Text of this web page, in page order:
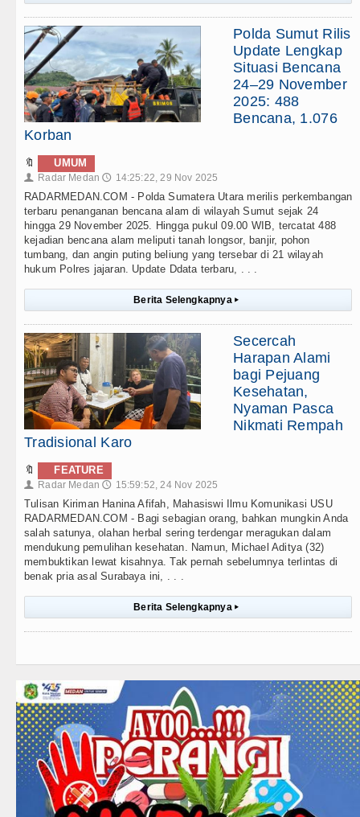
Polda Sumut Rilis
Update Lengkap
Situasi Bencana
24–29 November
2025: 488
Bencana, 1.076
Korban
🔖 UMUM
👤 Radar Medan 🕔 14:25:22, 29 Nov 2025
RADARMEDAN.COM - Polda Sumatera Utara merilis perkembangan
terbaru penanganan bencana alam di wilayah Sumut sejak 24
hingga 29 November 2025. Hingga pukul 09.00 WIB, tercatat 488
kejadian bencana alam meliputi tanah longsor, banjir, pohon
tumbang, dan angin puting beliung yang tersebar di 21 wilayah
hukum Polres jajaran. Update Ddata terbaru, . . .
Berita Selengkapnya ▸
Secercah
Harapan Alami
bagi Pejuang
Kesehatan,
Nyaman Pasca
Nikmati Rempah
Tradisional Karo
🔖 FEATURE
👤 Radar Medan 🕔 15:59:52, 24 Nov 2025
Tulisan Kiriman Hanina Afifah, Mahasiswi Ilmu Komunikasi USU
RADARMEDAN.COM - Bagi sebagian orang, bahkan mungkin Anda
salah satunya, olahan herbal sering terdengar meragukan dalam
mendukung pemulihan kesehatan. Namun, Michael Aditya (32)
membuktikan lewat kisahnya. Tak pernah sebelumnya terlintas di
benak pria asal Surabaya ini, . . .
Berita Selengkapnya ▸